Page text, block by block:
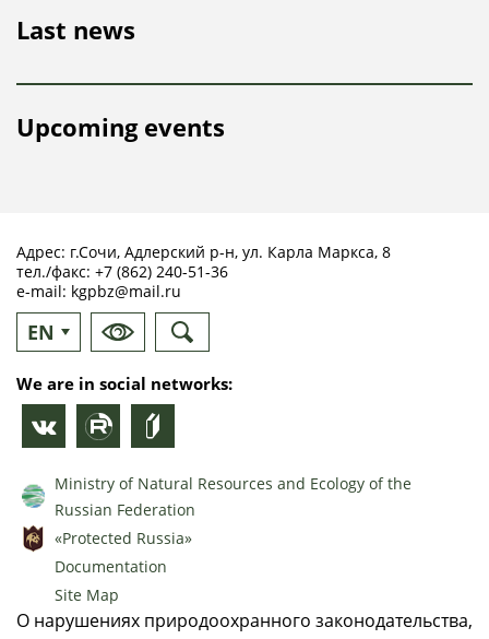
Last news
Upcoming events
Адрес: г.Сочи, Адлерский р-н, ул. Карла Маркса, 8
тел./факс: +7 (862) 240-51-36
e-mail: kgpbz@mail.ru
EN
RU
We are in social networks:
Ministry of Natural Resources and Ecology of the
Russian Federation
«Protected Russia»
Documentation
Site Map
О нарушениях природоохранного законодательства,